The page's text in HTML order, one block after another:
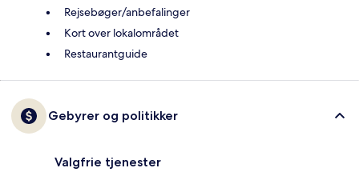
Rejsebøger/anbefalinger
Kort over lokalområdet
Restaurantguide
Gebyrer og politikker
Valgfrie tjenester